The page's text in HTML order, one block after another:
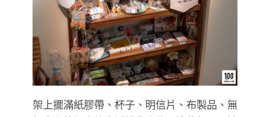
架上擺滿紙膠帶、杯子、明信片、布製品、無